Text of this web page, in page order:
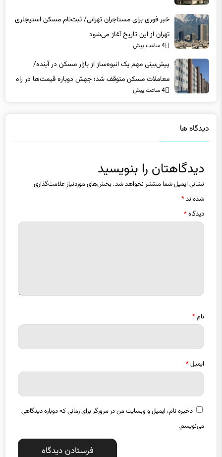
خبر فوری برای مستاجران تهرانی/ ثبت‌نام مسکن استیجاری
تهران از این تاریخ آغاز می‌شود
4 ساعت پیش
پیش‌بینی مهم یک انبوه‌ساز از بازار مسکن در آینده/
معاملات مسکن متوقف شد؛ جهش دوباره قیمت‌ها در راه
است؟
4 ساعت پیش
دیدگاه ها
دیدگاهتان را بنویسید
نشانی ایمیل شما منتشر نخواهد شد. بخش‌های موردنیاز علامت‌گذاری
شده‌اند*
دیدگاه*
نام*
ایمیل*
ذخیره نام، ایمیل و وبسایت من در مرورگر برای زمانی که دوباره دیدگاهی
می‌نویسم.